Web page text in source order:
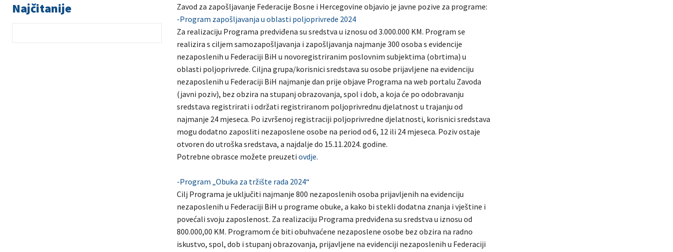
Najčitanije
Zavod za zapošljavanje Federacije Bosne i Hercegovine objavio je javne pozive za programe:
-Program zapošljavanja u oblasti poljoprivrede 2024
Za realizaciju Programa predviđena su sredstva u iznosu od 3.000.000 KM. Program se
realizira s ciljem samozapošljavanja i zapošljavanja najmanje 300 osoba s evidencije
nezaposlenih u Federaciji BiH u novoregistriranim poslovnim subjektima (obrtima) u
oblasti poljoprivrede. Ciljna grupa/korisnici sredstava su osobe prijavljene na evidenciju
nezaposlenih u Federaciji BiH najmanje dan prije objave Programa na web portalu Zavoda
(javni poziv), bez obzira na stupanj obrazovanja, spol i dob, a koja će po odobravanju
sredstava registrirati i održati registriranom poljoprivrednu djelatnost u trajanju od
najmanje 24 mjeseca. Po izvršenoj registraciji poljoprivredne djelatnosti, korisnici sredstava
mogu dodatno zaposliti nezaposlene osobe na period od 6, 12 ili 24 mjeseca. Poziv ostaje
otvoren do utroška sredstava, a najdalje do 15.11.2024. godine.
Potrebne obrasce možete preuzeti ovdje.
-Program „Obuka za tržište rada 2024“
Cilj Programa je uključiti najmanje 800 nezaposlenih osoba prijavljenih na evidenciju
nezaposlenih u Federaciji BiH u programe obuke, a kako bi stekli dodatna znanja i vještine i
povećali svoju zaposlenost. Za realizaciju Programa predviđena su sredstva u iznosu od
800.000,00 KM. Programom će biti obuhvaćene nezaposlene osobe bez obzira na radno
iskustvo, spol, dob i stupanj obrazovanja, prijavljene na evidenciji nezaposlenih u Federaciji